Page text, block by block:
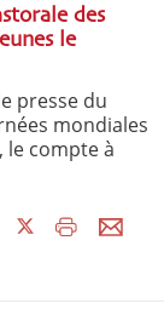
des
le
presse du
mondiales
le compte à